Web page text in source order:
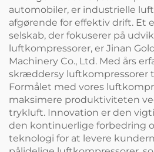
automobiler, er industrielle
afgørende for effektiv drift. Et
selskab, der fokuserer på
luftkompressorer, er Jinan
Machinery Co., Ltd. Med års
skræddersy luftkompressorer
Formålet med vores
maksimere produktiviteten
trykluft. Innovation er den
den kontinuerlige forbedring
teknologi for at levere